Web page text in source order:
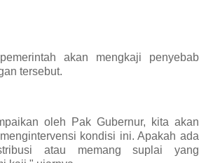
akan mengkaji penyebab
tersebut.
oleh Pak Gubernur, kita akan
kondisi ini. Apakah ada
atau memang suplai yang